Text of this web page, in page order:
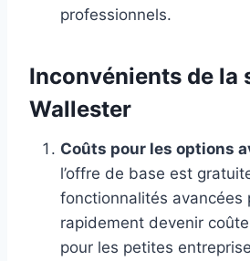
professionnels.
Inconvénients de la
Wallester
Coûts pour les options
l’offre de base est
fonctionnalités avancées
rapidement devenir
pour les petites